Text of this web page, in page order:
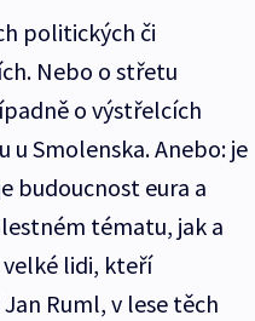
politických či
Nebo o střetu
o výstřelcích
Smolenska. Anebo: je
budoucnost eura a
tématu, jak a
lidi, kteří
Ruml, v lese těch